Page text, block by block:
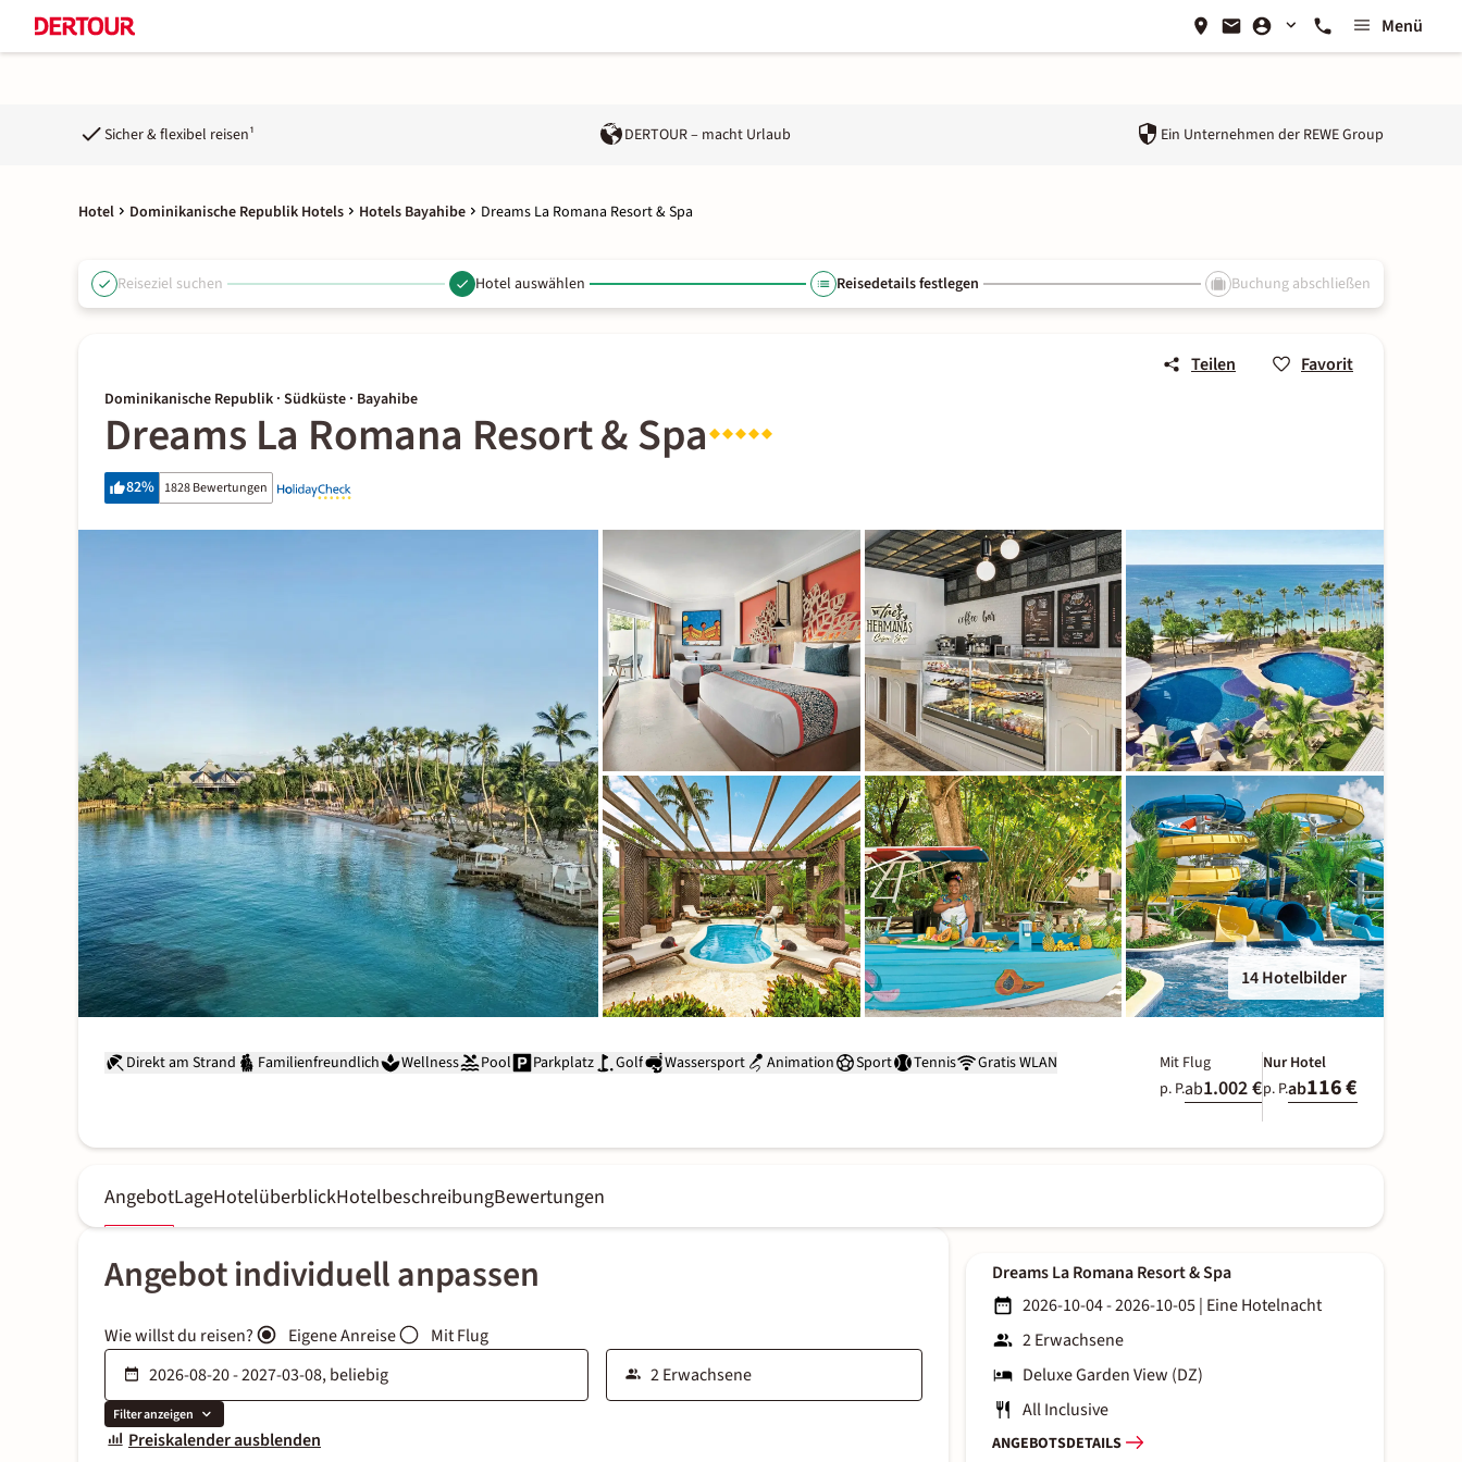
Menü
Sicher & flexibel reisen¹ DERTOUR – macht Urlaub Ein Unternehmen der REWE Group
Hotel Dominikanische Republik Hotels Hotels Bayahibe Dreams La Romana Resort & Spa
Reiseziel suchen Hotel auswählen Reisedetails festlegen Buchung abschließen
Teilen Favorit
Dominikanische Republik · Südküste · Bayahibe
Dreams La Romana Resort & Spa
82% 1828 Bewertungen
14 Hotelbilder
Direkt am Strand Familienfreundlich Wellness Pool Parkplatz Golf Wassersport Animation Sport Tennis Gratis WLAN
Mit Flug
p. P.ab1.002 €
Nur Hotel
p. P.ab116 €
AngebotLageHotelüberblickHotelbeschreibungBewertungen
Angebot individuell anpassen
Wie willst du reisen? Eigene Anreise Mit Flug
Filter anzeigen
Preiskalender ausblenden
Dreams La Romana Resort & Spa
2026-10-04 - 2026-10-05| Eine Hotelnacht
2 Erwachsene
Deluxe Garden View (DZ)
All Inclusive
ANGEBOTSDETAILS